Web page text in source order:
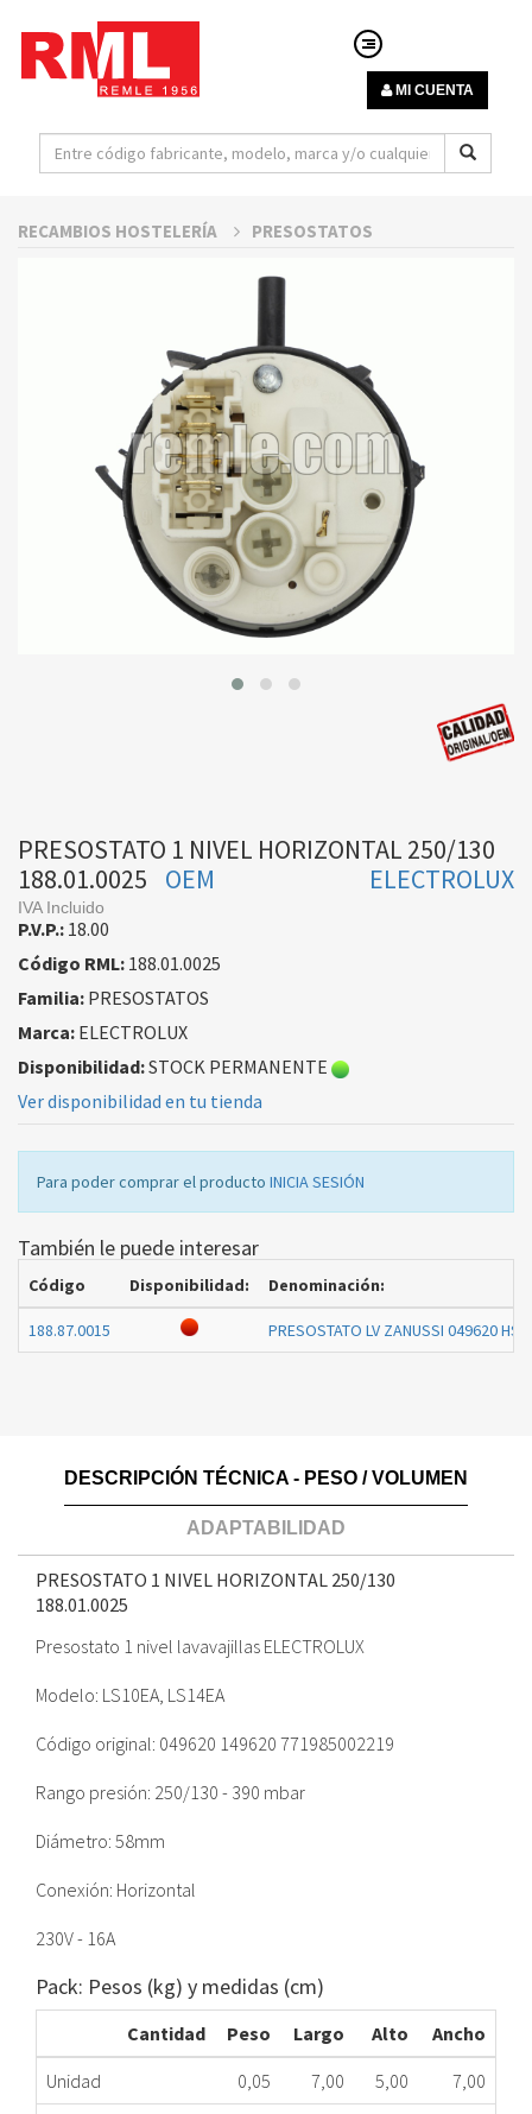
MI CUENTA
RECAMBIOS HOSTELERÍA PRESOSTATOS
PRESOSTATO 1 NIVEL HORIZONTAL 250/130
188.01.0025
ELECTROLUX
OEM
IVA Incluido
P.V.P.: 18.00
Código RML: 188.01.0025
Familia: PRESOSTATOS
Marca: ELECTROLUX
Disponibilidad:STOCK PERMANENTE
Ver disponibilidad en tu tienda
Para poder comprar el producto INICIA SESIÓN
También le puede interesar
Código Disponibilidad: Denominación:
188.87.0015 PRESOSTATO LV ZANUSSI 049620
DESCRIPCIÓN TÉCNICA - PESO / VOLUMEN
ADAPTABILIDAD
PRESOSTATO 1 NIVEL HORIZONTAL 250/130
188.01.0025
Presostato 1 nivel lavavajillas ELECTROLUX
Modelo: LS10EA, LS14EA
Código original: 049620 149620 771985002219
Rango presión: 250/130 - 390 mbar
Diámetro: 58mm
Conexión: Horizontal
230V - 16A
Pack: Pesos (kg) y medidas (cm)
Cantidad Peso Largo Alto
Ancho
Unidad
0,05 7,00 5,00
7,00